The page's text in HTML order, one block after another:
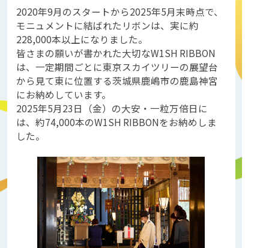
2020年9月のスタートから2025年5月末時点で、
モニュメントに結ばれたリボンは、実に約
228,000本以上になりました。
皆さまの願いが書かれた大切なW1SH RIBBON
は、一定期間ごとに東京スカイツリーの展望台
から見て東に位置する茨城県鹿嶋市の鹿島神宮
にお納めしています。
2025年5月23日（金）の大安・一粒万倍日に
は、約74,000本のW1SH RIBBONをお納めしま
した。